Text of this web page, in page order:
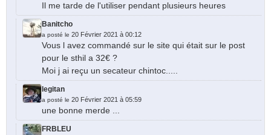
Il me tarde de l'utiliser pendant plusieurs heures
Banitcho
a posté le 20 Février 2021 à 00:12
Vous l avez commandé sur le site qui était sur le post
pour le sthil a 32€ ?
Moi j ai reçu un secateur chintoc.....
legitan
a posté le 20 Février 2021 à 05:59
une bonne merde ...
FRBLEU